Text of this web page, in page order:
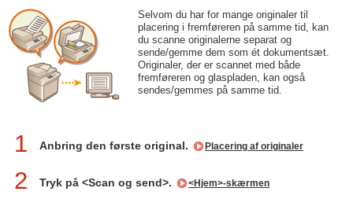
Selvom du har for mange originaler til
placering i fremføreren på samme tid, kan
du scanne originalerne separat og
sende/gemme dem som ét dokumentsæt.
Originaler, der er scannet med både
fremføreren og glaspladen, kan også
sendes/gemmes på samme tid.
1 Anbring den første original. Placering af originaler
2 Tryk på <Scan og send>. <Hjem>-skærmen